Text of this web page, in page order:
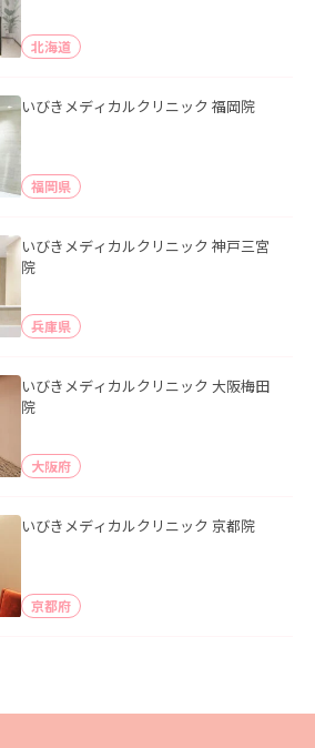
北海道
いびきメディカルクリニック 福岡院
福岡県
いびきメディカルクリニック 神戸三宮
院
兵庫県
いびきメディカルクリニック 大阪梅田
院
大阪府
いびきメディカルクリニック 京都院
京都府